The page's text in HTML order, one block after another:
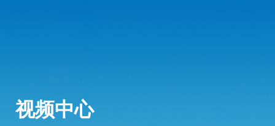
视频中心